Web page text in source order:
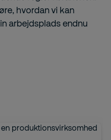
hvordan vi kan
arbejdsplads endnu